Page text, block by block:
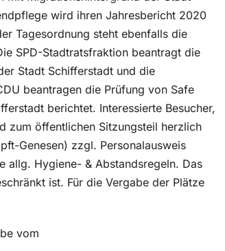
wird ihren Jahresbericht 2020
Tagesordnung steht ebenfalls die
SPD-Stadtratsfraktion beantragt die
Stadt Schifferstadt und die
beantragen die Prüfung von Safe
berichtet. Interessierte Besucher,
zum öffentlichen Sitzungsteil herzlich
Genesen) zzgl. Personalausweis
allg. Hygiene- & Abstandsregeln. Das
ist. Für die Vergabe der Plätze
vom